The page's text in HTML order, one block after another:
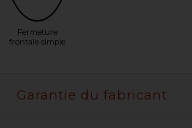
Fermeture
frontale simple
Garantie du fabricant